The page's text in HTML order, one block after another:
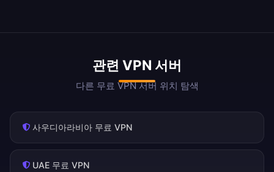
관련 VPN 서버
다른 무료 VPN 서버 위치 탐색
사우디아라비아 무료 VPN
UAE 무료 VPN